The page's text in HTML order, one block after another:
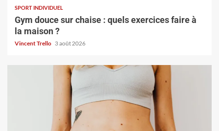
SPORT INDIVIDUEL
Gym douce sur chaise : quels exercices faire à
la maison ?
Vincent Trello 3 août 2026